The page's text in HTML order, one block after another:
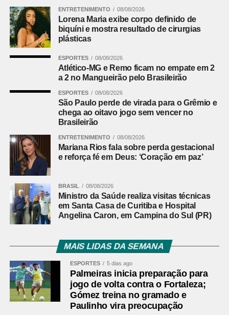
decisão de campo foi mantida.
Apesar das tentativas nos minutos finais, nenhuma das
equipes conseguiu voltar a marcar, e o confronto terminou
empatado em 2 a 2.
TÉCNICA
Remo 2 x 2 Atlético-MG
Campeonato Brasileiro — 22ª rodada
Local
Mangueirão, em Belém (PA)
Data
8 de agosto de 2026, sábado
Horário
Cartões
amarelos —
Atlético-MG
Alan Franco e Victor Hugo
Cartões
vermelhos
Nenhum
Gols
Jajá, aos 3 minutos do 1º tempo — Remo |
Reinier, aos 34 minutos do 1º tempo —
ENTRETENIMENTO 08/08/2026
Lorena Maria exibe corpo definido de
biquíni e mostra resultado de cirurgias
plásticas
ESPORTES 08/08/2026
Atlético-MG e Remo ficam no empate em 2
a 2 no Mangueirão pelo Brasileirão
ESPORTES 08/08/2026
São Paulo perde de virada para o Grêmio e
chega ao oitavo jogo sem vencer no
Brasileirão
ENTRETENIMENTO 08/08/2026
Mariana Rios fala sobre perda gestacional
e reforça fé em Deus: ‘Coração em paz’
BRASIL 08/08/2026
Ministro da Saúde realiza visitas técnicas
em Santa Casa de Curitiba e Hospital
Angelina Caron, em Campina do Sul (PR)
MAIS LIDAS DA SEMANA
ESPORTES 5 dias ago
Palmeiras inicia preparação para
jogo de volta contra o Fortaleza;
Gómez treina no gramado e
Paulinho vira preocupação